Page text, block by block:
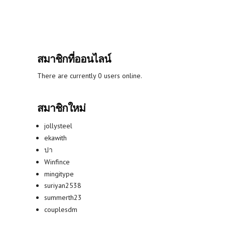
สมาชิกที่ออนไลน์
There are currently 0 users online.
สมาชิกใหม่
jollysteel
ekawith
ปา
Winfince
mingitype
suriyan2538
summerth23
couplesdm